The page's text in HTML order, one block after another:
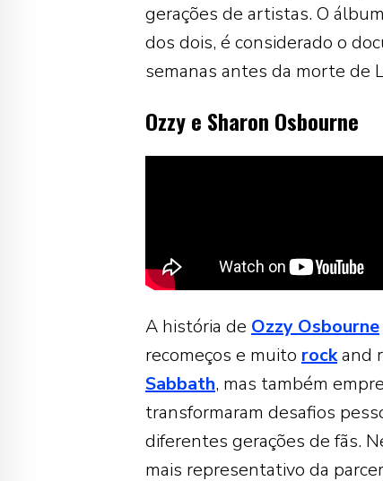
gerações de artistas. O
dos dois, é considerado o
semanas antes da morte de
Ozzy e Sharon Osbourne
A história de Ozzy Osbourne
recomeços e muito rockand
Sabbath, mas também
transformaram desafios
diferentes gerações de fãs.
mais representativo da